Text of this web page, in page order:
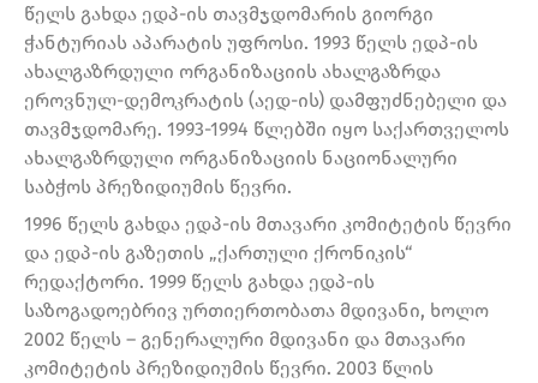
წელს გახდა ედპ-ის თავმჯდომარის გიორგი
ჭანტურიას აპარატის უფროსი. 1993 წელს ედპ-ის
ახალგაზრდული ორგანიზაციის ახალგაზრდა
ეროვნულ-დემოკრატის (აედ-ის) დამფუძნებელი და
თავმჯდომარე. 1993-1994 წლებში იყო საქართველოს
ახალგაზრდული ორგანიზაციის ნაციონალური
საბჭოს პრეზიდიუმის წევრი.
1996 წელს გახდა ედპ-ის მთავარი კომიტეტის წევრი
და ედპ-ის გაზეთის „ქართული ქრონიკის“
რედაქტორი. 1999 წელს გახდა ედპ-ის
საზოგადოებრივ ურთიერთობათა მდივანი, ხოლო
2002 წელს – გენერალური მდივანი და მთავარი
კომიტეტის პრეზიდიუმის წევრი. 2003 წლის